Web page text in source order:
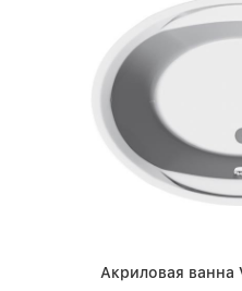
Акриловая ванна